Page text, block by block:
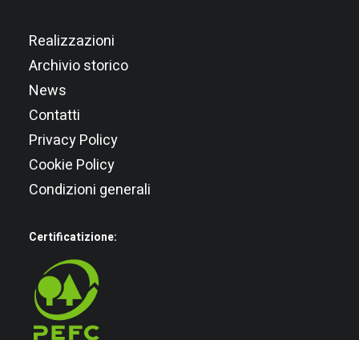
Realizzazioni
Archivio storico
News
Contatti
Privacy Policy
Cookie Policy
Condizioni generali
Certificatizione: